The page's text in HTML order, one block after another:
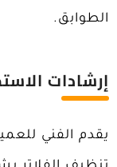
الطوابق.
إرشادات
يقدم الفني